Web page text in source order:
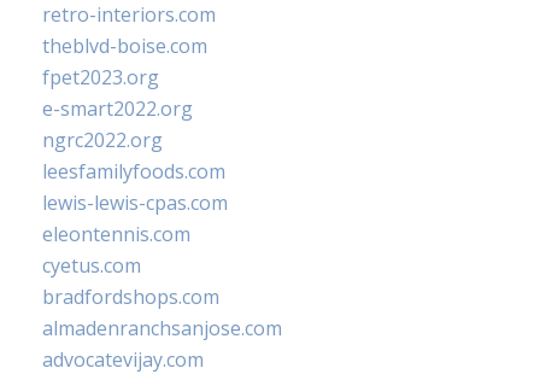
retro-interiors.com
theblvd-boise.com
fpet2023.org
e-smart2022.org
ngrc2022.org
leesfamilyfoods.com
lewis-lewis-cpas.com
eleontennis.com
cyetus.com
bradfordshops.com
almadenranchsanjose.com
advocatevijay.com